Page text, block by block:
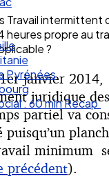
Pyrénées
: 60 min Recap’
Travail intermittent
heures propre au
?
janvier 2014,
juridique
partiel va
minimum
précédent).